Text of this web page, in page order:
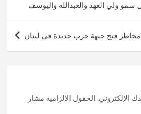
سمو ولي العهد والعبدالله واليوسف
فتح جبهة حرب جديدة في لبنان
الإلكتروني. الحقول الإلزامية مشار